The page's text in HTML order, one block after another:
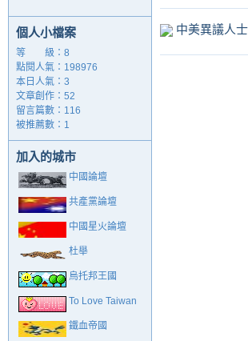
個人小檔案
等 級：8
點閱人氣：198976
本日人氣：3
文章創作：52
留言篇數：116
被推薦數： 1
加入的城市
中國論壇
共產黨論壇
中國星火論壇
杜舉
烏托邦王國
To Love Taiwan
鐵血帝國
中美異議人